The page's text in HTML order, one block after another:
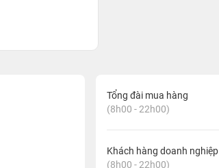
Tổng đài mua hàng
(8h00 - 22h00)
Khách hàng doanh nghiệp
(8h00 - 22h00)